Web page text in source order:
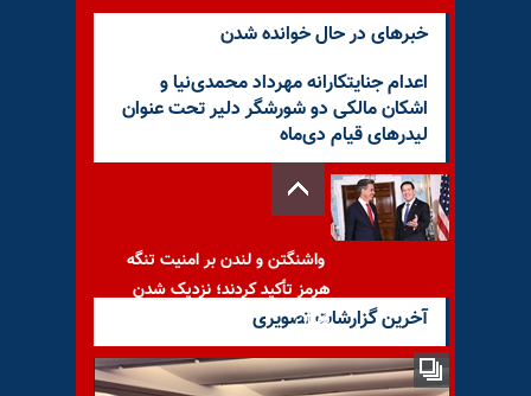
خبرهای در حال خوانده شدن
اعدام جنایتکارانه مهرداد محمدی‌نیا و
اشکان مالکی دو شورشگر دلیر تحت عنوان
لیدرهای قیام دی‌ماه
واشنگتن و لندن بر امنیت تنگه
هرمز تأکید کردند؛ نزدیک شدن
تهران
آخرین گزارشات تصویری